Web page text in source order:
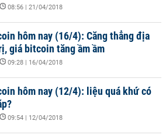
08:56 | 21/04/2018
hôm nay (16/4): Căng thẳng địa
giá bitcoin tăng ầm ầm
09:28 | 16/04/2018
hôm nay (12/4): liệu quá khứ có
09:54 | 12/04/2018